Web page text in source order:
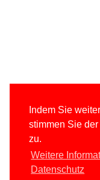
Indem Sie
stimmen Sie
zu.
Weitere
Datenschutz